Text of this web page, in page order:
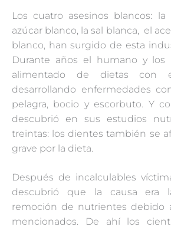
Los cuatro asesinos blancos:
azúcar blanco, la sal blanca, el
blanco, han surgido de esta
Durante años el humano y los
alimentado de dietas con
desarrollando enfermedades
pelagra, bocio y escorbuto. Y
descubrió en sus estudios
treintas: los dientes también se
grave por la dieta.
Después de incalculables
descubrió que la causa era
remoción de nutrientes debido
mencionados. De ahí los